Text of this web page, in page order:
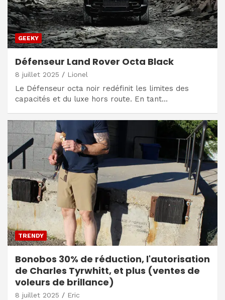
GEEKY
Défenseur Land Rover Octa Black
8 juillet 2025 Lionel
Le Défenseur octa noir redéfinit les limites des
capacités et du luxe hors route. En tant…
TRENDY
Bonobos 30% de réduction, l'autorisation
de Charles Tyrwhitt, et plus (ventes de
voleurs de brillance)
8 juillet 2025 Eric